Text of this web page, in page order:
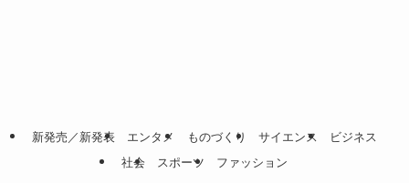
新発売／新発表 エンタメ ものづくり サイエンス
ビジネス
社会
スポーツ ファッション